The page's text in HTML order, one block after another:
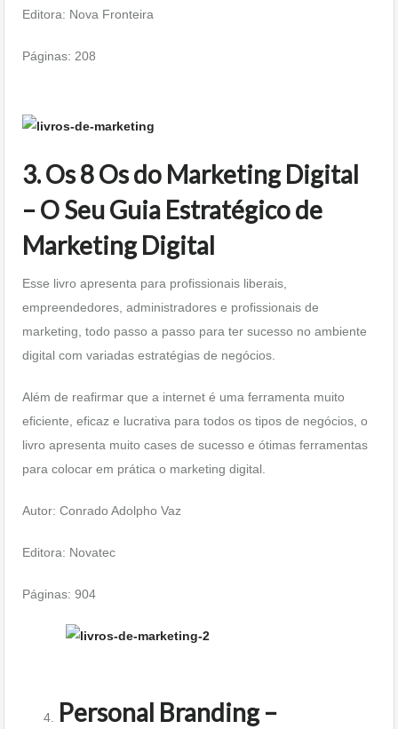
Editora: Nova Fronteira
Páginas: 208
3.Os 8 Os do Marketing Digital
– O Seu Guia Estratégico de
Marketing Digital
Esse livro apresenta para profissionais liberais,
empreendedores, administradores e profissionais de
marketing, todo passo a passo para ter sucesso no ambiente
digital com variadas estratégias de negócios.
Além de reafirmar que a internet é uma ferramenta muito
eficiente, eficaz e lucrativa para todos os tipos de negócios, o
livro apresenta muito cases de sucesso e ótimas ferramentas
para colocar em prática o marketing digital.
Autor: Conrado Adolpho Vaz
Editora: Novatec
Páginas: 904
Personal Branding –